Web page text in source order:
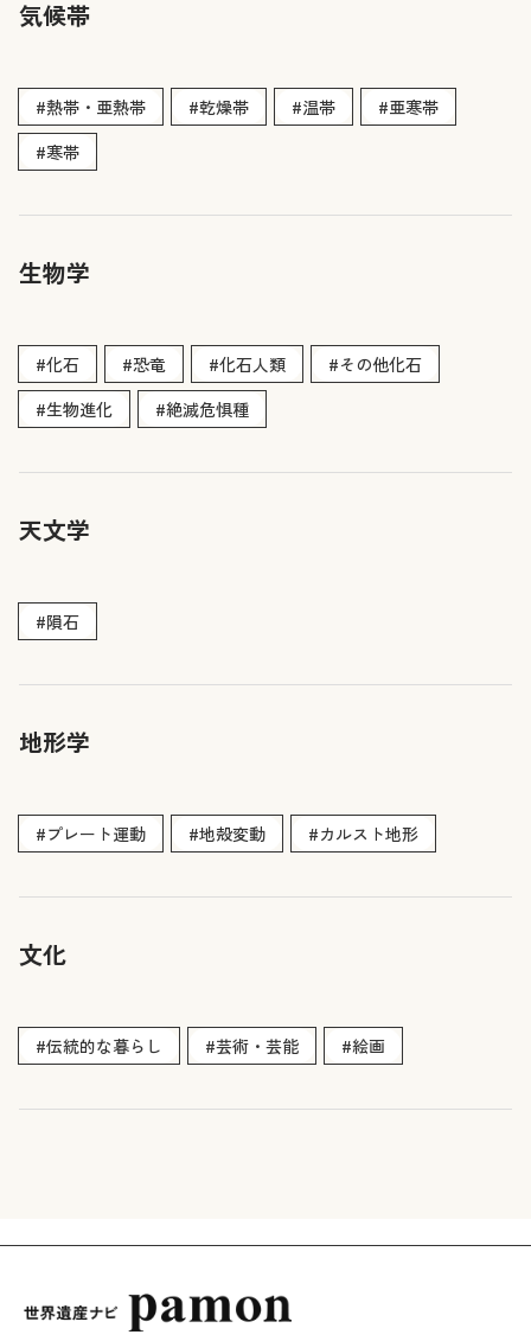
気候帯
#熱帯・亜熱帯 #乾燥帯 #温帯
#亜寒帯
#寒帯
生物学
#化石 #恐竜 #化石人類
#その他化石
#生物進化
#絶滅危惧種
天文学
#隕石
地形学
#プレート運動 #地殻変動 #カルスト地形
文化
#伝統的な暮らし #芸術・芸能 #絵画